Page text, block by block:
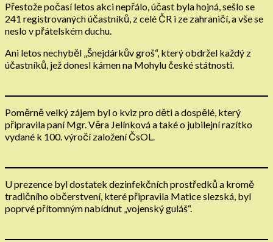
Přestože počasí letos akci nepřálo, účast byla hojná, sešlo se
241 registrovaných účastníků, z celé ČR i ze zahraničí, a vše se
neslo v přátelském duchu.
Ani letos nechyběl „Šnejdárkův groš“, který obdržel každý z
účastníků, jež donesl kámen na Mohylu české státnosti.
Poměrně velký zájem byl o kviz pro děti a dospělé, který
připravila paní Mgr. Věra Jelínková a také o jubilejní razítko
vydané k 100. výročí založení ČsOL.
U prezence byl dostatek dezinfekčních prostředků a kromě
tradičního občerstvení, které připravila Matice slezská, byl
poprvé přítomným nabídnut „vojenský guláš“.